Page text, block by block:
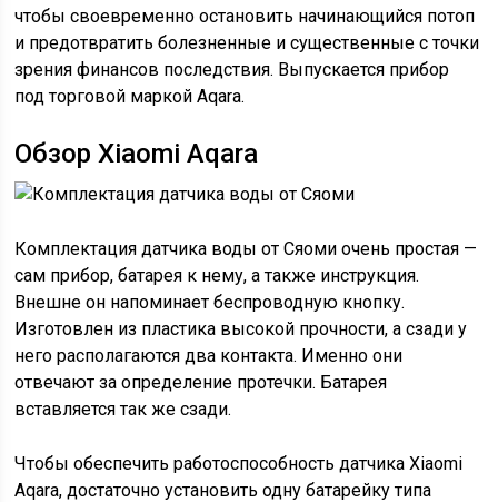
чтобы своевременно остановить начинающийся потоп
и предотвратить болезненные и существенные с точки
зрения финансов последствия. Выпускается прибор
под торговой маркой Aqara.
Обзор Xiaomi Aqara
Комплектация датчика воды от Сяоми очень простая —
сам прибор, батарея к нему, а также инструкция.
Внешне он напоминает беспроводную кнопку.
Изготовлен из пластика высокой прочности, а сзади у
него располагаются два контакта. Именно они
отвечают за определение протечки. Батарея
вставляется так же сзади.
Чтобы обеспечить работоспособность датчика Xiaomi
Aqara, достаточно установить одну батарейку типа